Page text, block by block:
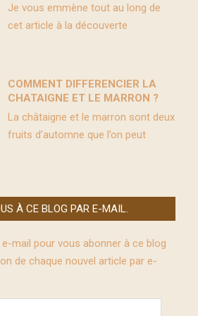
Je vous emmène tout au long de
cet article à la découverte
COMMENT DIFFERENCIER LA
CHATAIGNE ET LE MARRON ?
La châtaigne et le marron sont deux
fruits d’automne que l’on peut
À CE BLOG PAR E-MAIL.
mail pour vous abonner à ce blog
de chaque nouvel article par e-